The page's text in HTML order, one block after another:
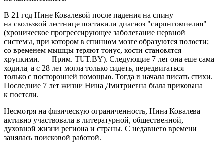
В 21 год Нине Ковалевой после падения на спину
на скользкой лестнице поставили диагноз "сирингомиелия"
(хроническое прогрессирующее заболевание нервной
системы, при котором в спинном мозге образуются полости;
со временем мышцы теряют тонус, кости становятся
хрупкими. — Прим. TUT.BY). Следующие 7 лет она еще сама
ходила, а с 28 лет могла только сидеть, передвигаться —
только с посторонней помощью. Тогда и начала писать стихи.
Последние 7 лет жизни Нина Дмитриевна была прикована
к постели.
Несмотря на физическую ограниченность, Нина Ковалева
активно участвовала в литературной, общественной,
духовной жизни региона и страны. С недавнего времени
занялась поисковой работой.